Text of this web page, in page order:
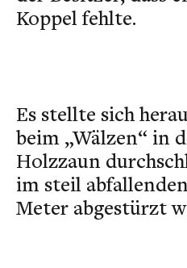
Koppel fehlte.
Es stellte sich
beim „Wälzen“ in
Holzzaun
im steil
Meter abgestürzt